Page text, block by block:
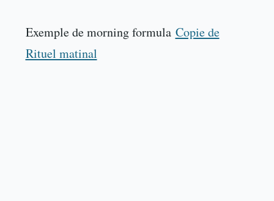
Exemple de morning formula Copie de
Rituel matinal